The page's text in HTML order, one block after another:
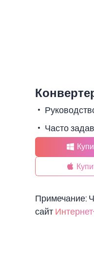
Часто
Примечание:
сайт